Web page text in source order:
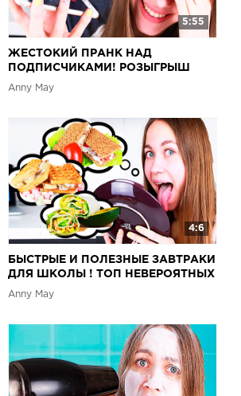
5:55
ЖЕСТОКИЙ ПРАНК НАД
ПОДПИСЧИКАМИ! РОЗЫГРЫШ
Anny May
4:6
БЫСТРЫЕ И ПОЛЕЗНЫЕ ЗАВТРАКИ
ДЛЯ ШКОЛЫ ! ТОП НЕВЕРОЯТНЫХ
ЛАЙФХАКОВ С ЕДОЙ
Anny May